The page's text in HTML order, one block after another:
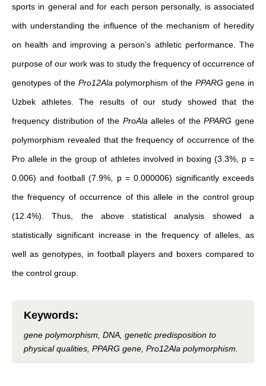
sports in general and for each person personally, is associated
with understanding the influence of the mechanism of heredity
on health and improving a person’s athletic performance. The
purpose of our work was to study the frequency of occurrence of
genotypes of the Pro12Ala polymorphism of the PPARGgene in
Uzbek athletes. The results of our study showed that the
frequency distribution of the ProAla alleles of thePPARG gene
polymorphism revealed that the frequency of occurrence of the
Pro allele in the group of athletes involved in boxing (3.3%, p =
0.006) and football (7.9%, p = 0.000006) significantly exceeds
the frequency of occurrence of this allele in the control group
(12.4%). Thus, the above statistical analysis showed a
statistically significant increase in the frequency of alleles, as
well as genotypes, in football players and boxers compared to
the control group.
Keywords:
gene polymorphism, DNA, genetic predisposition to
physical qualities, PPARG gene, Pro12Ala polymorphism.